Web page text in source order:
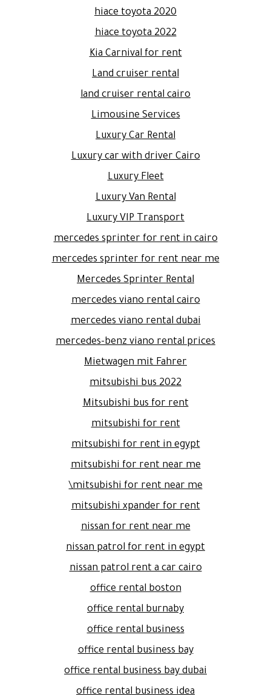
hiace toyota 2020
hiace toyota 2022
Kia Carnival for rent
Land cruiser rental
land cruiser rental cairo
Limousine Services
Luxury Car Rental
Luxury car with driver Cairo
Luxury Fleet
Luxury Van Rental
Luxury VIP Transport
mercedes sprinter for rent in cairo
mercedes sprinter for rent near me
Mercedes Sprinter Rental
mercedes viano rental cairo
mercedes viano rental dubai
mercedes-benz viano rental prices
Mietwagen mit Fahrer
mitsubishi bus 2022
Mitsubishi bus for rent
mitsubishi for rent
mitsubishi for rent in egypt
mitsubishi for rent near me
mitsubishi for rent near me\
mitsubishi xpander for rent
nissan for rent near me
nissan patrol for rent in egypt
nissan patrol rent a car cairo
office rental boston
office rental burnaby
office rental business
office rental business bay
office rental business bay dubai
office rental business idea